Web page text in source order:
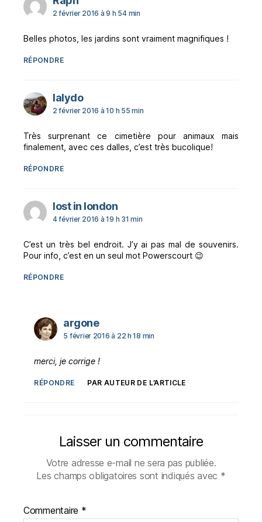
2 février 2016 à 9 h 54 min
Belles photos, les jardins sont vraiment magnifiques !
RÉPONDRE
lalydodit :
2 février 2016 à 10 h 55 min
Très surprenant ce cimetière pour animaux mais
finalement, avec ces dalles, c’est très bucolique!
RÉPONDRE
lost in londondit :
4 février 2016 à 19 h 31 min
C’est un très bel endroit. J’y ai pas mal de souvenirs.
Pour info, c’est en un seul mot Powerscourt 😉
RÉPONDRE
argonedit :
5 février 2016 à 22 h 18 min
merci, je corrige !
RÉPONDRE PAR AUTEUR DE L’ARTICLE
Laisser un commentaire
Votre adresse e-mail ne sera pas publiée.
Les champs obligatoires sont indiqués avec *
Commentaire *